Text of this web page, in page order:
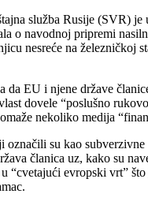
služba Rusije (SVR) je
o navodnoj pripremi
nesreće na železničkoj
da EU i njene države
dovele “poslušno
nekoliko medija
označili su kao
članica uz, kako su
“cvetajući evropski vrt”